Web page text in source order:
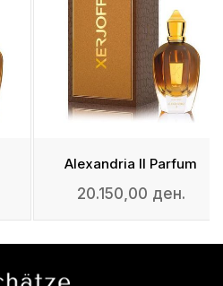
Alexandria II Parfum
20.150,00 ден.